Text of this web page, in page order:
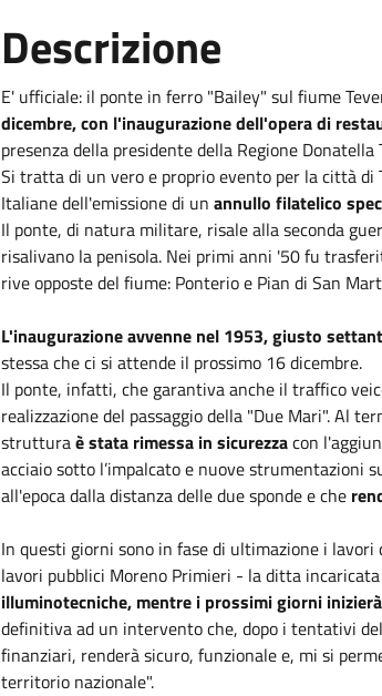
Descrizione
E' ufficiale: il ponte in ferro "Bailey" sul fiume
dicembre, con l'inaugurazione dell'opera di
presenza della presidente della Regione
Si tratta di un vero e proprio evento per la città di
Italiane dell'emissione di un annullo filatelico
Il ponte, di natura militare, risale alla seconda
risalivano la penisola. Nei primi anni '50 fu
rive opposte del fiume: Ponterio e Pian di San
L'inaugurazione avvenne nel 1953, giusto
stessa che ci si attende il prossimo 16 dicembre.
Il ponte, infatti, che garantiva anche il traffico
realizzazione del passaggio della "Due Mari". Al
strutturaè stata rimessa in sicurezzacon
acciaio sotto l’impalcato e nuove strumentazioni
all'epoca dalla distanza delle due sponde e che
In questi giorni sono in fase di ultimazione i
lavori pubblici Moreno Primieri - la ditta incaricata
illuminotecniche, mentre i prossimi giorni
definitiva ad un intervento che, dopo i tentativi
finanziari, renderà sicuro, funzionale e, mi si
territorio nazionale".